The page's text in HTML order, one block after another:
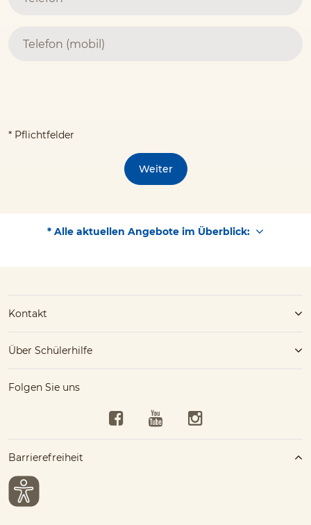
* Pflichtfelder
Weiter
* Alle aktuellen Angebote im Überblick:
Kontakt
Über Schülerhilfe
Folgen Sie uns
FacebookYouTubeInstagram
Barrierefreiheit